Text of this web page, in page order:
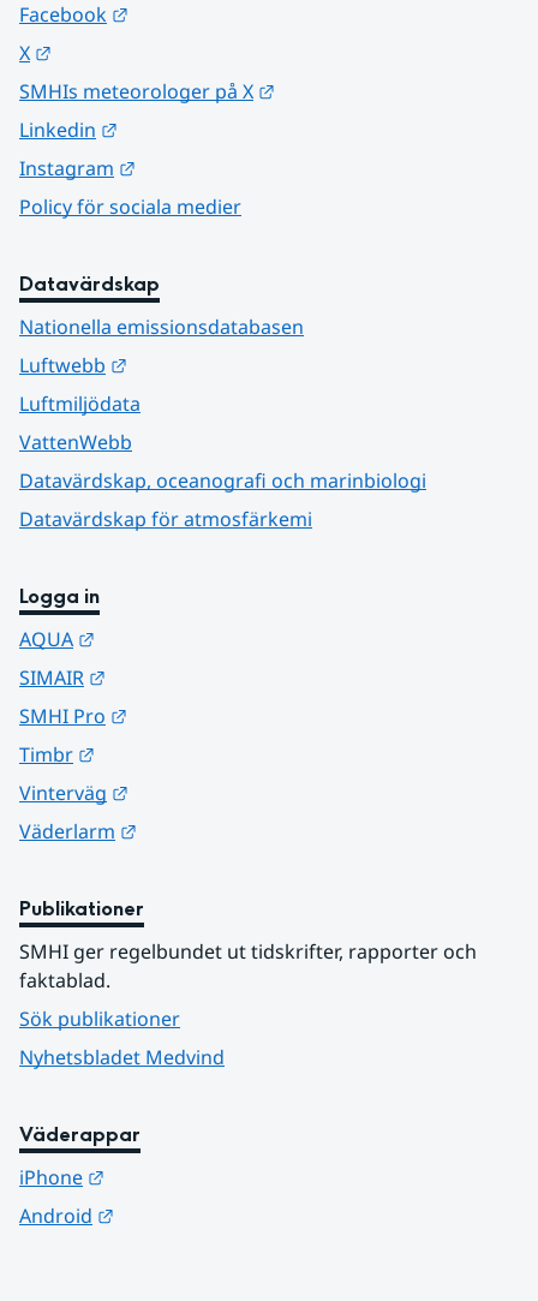
Facebook
X
SMHIs meteorologer på X
Linkedin
Instagram
Policy för sociala medier
Datavärdskap
Nationella emissionsdatabasen
Luftwebb
Luftmiljödata
VattenWebb
Datavärdskap, oceanografi och marinbiologi
Datavärdskap för atmosfärkemi
Logga in
AQUA
SIMAIR
SMHI Pro
Timbr
Vinterväg
Väderlarm
Publikationer
SMHI ger regelbundet ut tidskrifter, rapporter och
faktablad.
Sök publikationer
Nyhetsbladet Medvind
Väderappar
iPhone
Android